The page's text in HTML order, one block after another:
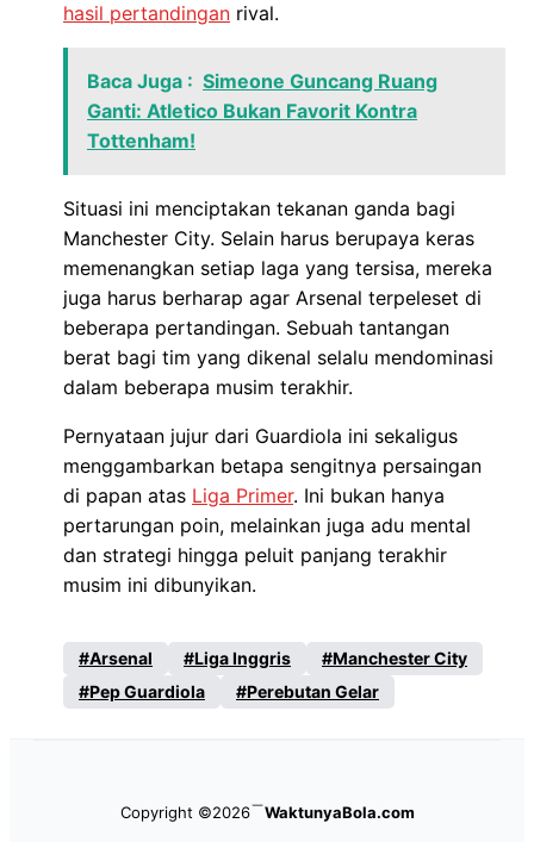
hasil pertandingan rival.
Baca Juga : Simeone Guncang Ruang
Ganti: Atletico Bukan Favorit Kontra
Tottenham!
Situasi ini menciptakan tekanan ganda bagi
Manchester City. Selain harus berupaya keras
memenangkan setiap laga yang tersisa, mereka
juga harus berharap agar Arsenal terpeleset di
beberapa pertandingan. Sebuah tantangan
berat bagi tim yang dikenal selalu mendominasi
dalam beberapa musim terakhir.
Pernyataan jujur dari Guardiola ini sekaligus
menggambarkan betapa sengitnya persaingan
di papan atas Liga Primer. Ini bukan hanya
pertarungan poin, melainkan juga adu mental
dan strategi hingga peluit panjang terakhir
musim ini dibunyikan.
Arsenal Liga Inggris
Manchester City
Pep Guardiola
Perebutan Gelar
Copyright ©2026 WaktunyaBola.com